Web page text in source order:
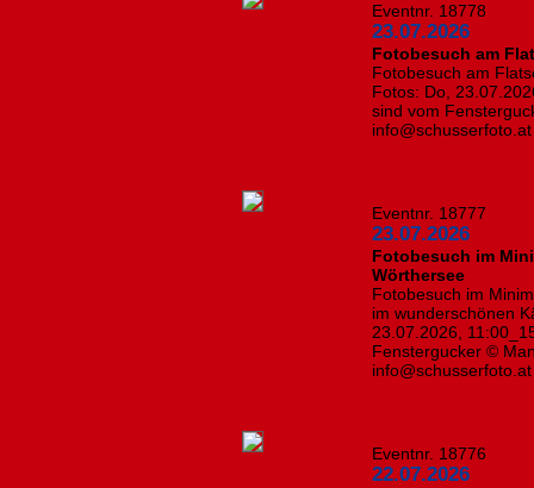
Eventnr. 18778
23.07.2026
Fotobesuch am
Fotobesuch am
Fotos: Do,
sind vom
Eventnr. 18777
23.07.2026
Fotobesuch im
Wörthersee
Fotobesuch im
im wunderschönen
23.07.2026,
Fenstergucker ©
Eventnr. 18776
22.07.2026